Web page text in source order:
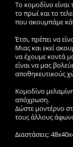
Το κομοδίνο
το πρωί και το
που ακουμπάμε
Έτσι, πρέπει να
Μιας και εκεί
να έχουμε κοντά
είναι να μας
αποθηκευτικούς
Κομοδίνο
απόχρωση.
Δώστε μοντέρνο
τους άλλους
Διαστάσεις: